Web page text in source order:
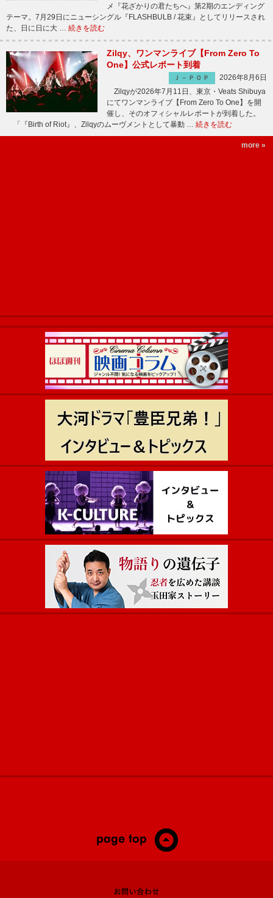
メ『花ざかりの君たちへ』第2期のエンディング
テーマ。7月29日にニューシングル『FLASHBULB / 花束』としてリリースされ
た、日に日に大 … 続きを読む
Zilqy、ワンマンライブ【From Zero To
One】公式レポート到着
Ｊ－ＰＯＰ
2026年8月6日
Zilqyが2026年7月11日、東京・Veats Shibuya
にてワンマンライブ【From Zero To One】を開
催し、そのオフィシャルレポートが到着した。
「『Birth of Riot』、Zilqyのムーヴメントとして暴動 … 続きを読む
more »